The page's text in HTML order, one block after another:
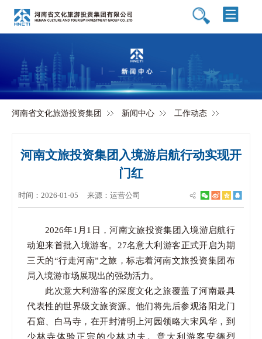
河南省文化旅游投资集团 新闻中心 工作动态
河南文旅投资集团入境游启航行动实现开
门红
时间：2026-01-05 来源：运营公司
2026年1月1日，河南文旅投资集团入境游启航行
动迎来首批入境游客。27名意大利游客正式开启为期
三天的“行走河南”之旅，标志着河南文旅投资集团布
局入境游市场展现出的强劲活力。
此次意大利游客的深度文化之旅覆盖了河南最具
代表性的世界级文旅资源。他们将先后参观洛阳龙门
石窟、白马寺，在开封清明上河园领略大宋风华，到
少林寺体验正宗的少林功夫。意大利游客安德烈